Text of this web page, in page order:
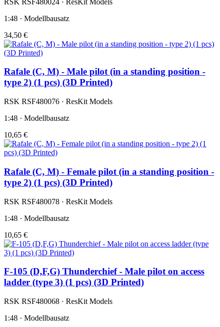
1:48 · Modellbausatz
34,50 €
Rafale (C, M) - Male pilot (in a standing position -
type 2) (1 pcs) (3D Printed)
RSK RSF480076 · ResKit Models
1:48 · Modellbausatz
10,65 €
Rafale (C, M) - Female pilot (in a standing position -
type 2) (1 pcs) (3D Printed)
RSK RSF480078 · ResKit Models
1:48 · Modellbausatz
10,65 €
F-105 (D,F,G) Thunderchief - Male pilot on access
ladder (type 3) (1 pcs) (3D Printed)
RSK RSF480068 · ResKit Models
1:48 · Modellbausatz